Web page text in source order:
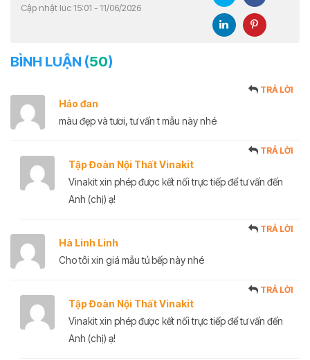
Cập nhật lúc 15:01 - 11/06/2026
BÌNH LUẬN (50)
Hảo đan
TRẢ LỜI
màu đẹp và tươi, tư vấn t mẫu này nhé
Tập Đoàn Nội Thất Vinakit
TRẢ LỜI
Vinakit xin phép được kết nối trực tiếp để tư vấn đến
Anh (chị) ạ!
Hà Linh Linh
TRẢ LỜI
Cho tôi xin giá mẫu tủ bếp này nhé
Tập Đoàn Nội Thất Vinakit
TRẢ LỜI
Vinakit xin phép được kết nối trực tiếp để tư vấn đến
Anh (chị) ạ!